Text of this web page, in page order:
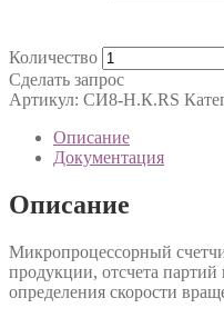
Количество
Сделать запрос
Артикул: СИ8-Н.К.RS
Описание
Документация
Описание
Микропроцессорный
продукции, отсчета
определения скорости